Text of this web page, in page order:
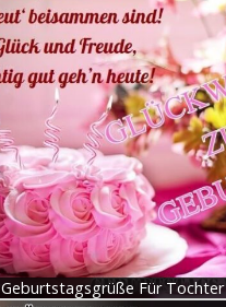
Geburtstagsgrüße Für Tochter